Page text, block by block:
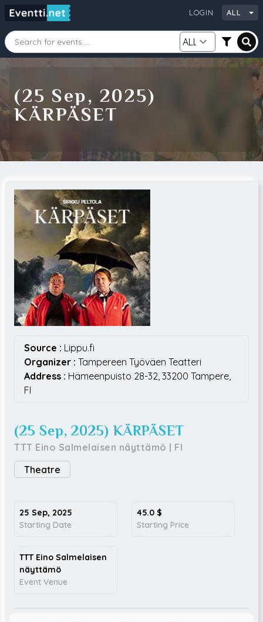
LOGIN ALL
(25 Sep, 2025)
KÄRPÄSET
Source : Lippu.fi
Organizer : Tampereen Työväen Teatteri
Address : Hämeenpuisto 28-32, 33200 Tampere,
FI
(25 Sep, 2025) KÄRPÄSET
TTT Eino Salmelaisen näyttämö
FI
Theatre
25 Sep, 2025
Starting Date
45.0 $
Starting Price
TTT Eino Salmelaisen
näyttämö
Event Venue